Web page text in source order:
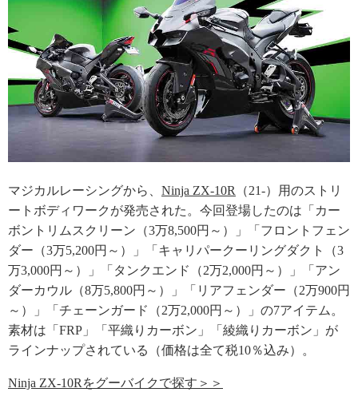
マジカルレーシングから、 Ninja ZX-10R （21-）用のストリ
ートボディワークが発売された。今回登場したのは「カー
ボントリムスクリーン（3万8,500円～）」「フロントフェン
ダー（3万5,200円～）」「キャリパークーリングダクト（3
万3,000円～）」「タンクエンド（2万2,000円～）」「アン
ダーカウル（8万5,800円～）」「リアフェンダー（2万900円
～）」「チェーンガード（2万2,000円～）」の7アイテム。
素材は「FRP」「平織りカーボン」「綾織りカーボン」が
ラインナップされている（価格は全て税10％込み）。
Ninja ZX-10Rをグーバイクで探す＞＞